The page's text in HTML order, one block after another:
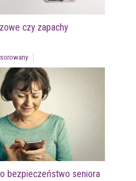
czy zapachy
bezpieczeństwo seniora